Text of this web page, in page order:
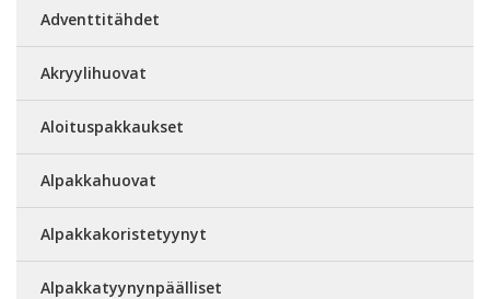
Adventtitähdet
Akryylihuovat
Aloituspakkaukset
Alpakkahuovat
Alpakkakoristetyynyt
Alpakkatyynynpäälliset